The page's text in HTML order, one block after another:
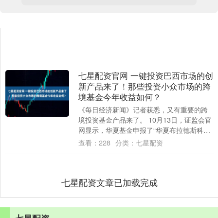
七星配资官网 一键投资巴西市场的创
新产品来了！那些投资小众市场的跨
境基金今年收益如何？
《每日经济新闻》记者获悉，又有重要的跨
境投资基金产品来了。 10月13日，证监会官
网显示，华夏基金申报了“华夏布拉德斯科巴
西伊博维斯帕股票交易型开放式指数证券
查看： 228 分类： 七星配资
七星配资文章已加载完成